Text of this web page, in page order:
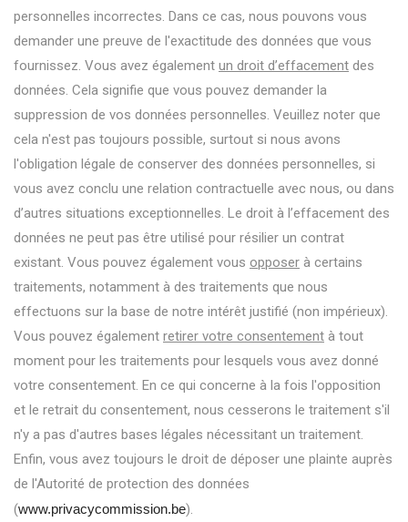
personnelles incorrectes. Dans ce cas, nous pouvons vous
demander une preuve de l'exactitude des données que vous
fournissez. Vous avez également un droit d’effacement des
données. Cela signifie que vous pouvez demander la
suppression de vos données personnelles. Veuillez noter que
cela n'est pas toujours possible, surtout si nous avons
l'obligation légale de conserver des données personnelles, si
vous avez conclu une relation contractuelle avec nous, ou dans
d’autres situations exceptionnelles. Le droit à l’effacement des
données ne peut pas être utilisé pour résilier un contrat
existant. Vous pouvez également vous opposer à certains
traitements, notamment à des traitements que nous
effectuons sur la base de notre intérêt justifié (non impérieux).
Vous pouvez également retirer votre consentement à tout
moment pour les traitements pour lesquels vous avez donné
votre consentement. En ce qui concerne à la fois l'opposition
et le retrait du consentement, nous cesserons le traitement s'il
n'y a pas d'autres bases légales nécessitant un traitement.
Enfin, vous avez toujours le droit de déposer une plainte auprès
de l'Autorité de protection des données
(www.privacycommission.be).